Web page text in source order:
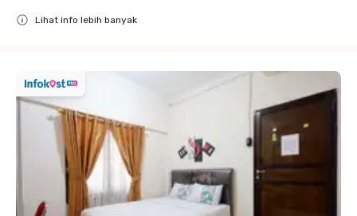
Lihat info lebih banyak